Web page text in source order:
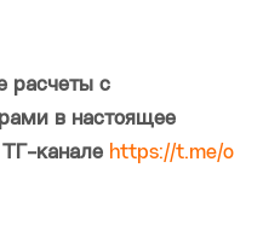
расчеты с
в настоящее
канале https://t.me/o